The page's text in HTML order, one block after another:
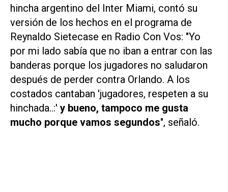
hincha argentino del Inter Miami, contó su
versión de los hechos en el programa de
Reynaldo Sietecase en Radio Con Vos: "Yo
por mi lado sabía que no iban a entrar con las
banderas porque los jugadores no saludaron
después de perder contra Orlando. A los
costados cantaban 'jugadores, respeten a su
hinchada..:' y bueno, tampoco me gusta
mucho porque vamos segundos", señaló.